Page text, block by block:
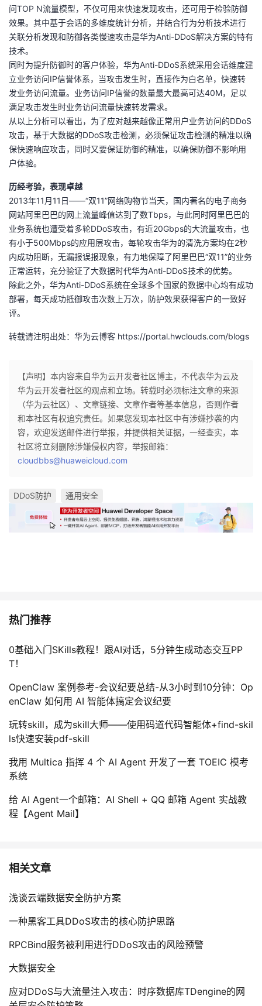
问TOP N流量模型，不仅可用来快速发现攻击，还可用于检验防御
效果。其中基于会话的多维度统计分析，并结合行为分析技术进行
关联分析发现和防御各类慢速攻击是华为Anti-DDoS解决方案的特有
技术。
同时为提升防御时的客户体验，华为Anti-DDoS系统采用会话维度建
立业务访问IP信誉体系，当攻击发生时，直接作为白名单，快速转
发业务访问流量。业务访问IP信誉的数量最大最高可达40M，足以
满足攻击发生时业务访问流量快速转发需求。
从以上分析可以看出，为了应对越来越像正常用户业务访问的DDoS
攻击，基于大数据的DDoS攻击检测，必须保证攻击检测的精准以确
保快速响应攻击，同时又要保证防御的精准，以确保防御不影响用
户体验。
历经考验，表现卓越
2013年11月11日——“双11”网络购物节当天，国内著名的电子商务
网站阿里巴巴的网上流量峰值达到了数Tbps，与此同时阿里巴巴的
业务系统也遭受着多轮DDoS攻击，有近20Gbps的大流量攻击，也
有小于500Mbps的应用层攻击，每轮攻击华为的清洗方案均在2秒
内成功阻断，无漏报误报现象，有力地保障了阿里巴巴“双11”的业务
正常运转，充分验证了大数据时代华为Anti-DDoS技术的优势。
除此之外，华为Anti-DDoS系统在全球多个国家的数据中心均有成功
部署，每天成功抵御攻击次数上万次，防护效果获得客户的一致好
评。
转载请注明出处：华为云博客 https://portal.hwclouds.com/blogs
【声明】本内容来自华为云开发者社区博主，不代表华为云及
华为云开发者社区的观点和立场。转载时必须标注文章的来源
（华为云社区）、文章链接、文章作者等基本信息，否则作者
和本社区有权追究责任。如果您发现本社区中有涉嫌抄袭的内
容，欢迎发送邮件进行举报，并提供相关证据，一经查实，本
社区将立刻删除涉嫌侵权内容，举报邮箱：
cloudbbs@huaweicloud.com
DDoS防护 通用安全
热门推荐
0基础入门SKills教程！跟AI对话，5分钟生成动态交互PP
T！
OpenClaw 案例参考-会议纪要总结-从3小时到10分钟：Op
enClaw 如何用 AI 智能体搞定会议纪要
玩转skill，成为skill大师——使用码道代码智能体+find-skil
ls快速安装pdf-skill
我用 Multica 指挥 4 个 AI Agent 开发了一套 TOEIC 模考
系统
给 AI Agent一个邮箱：AI Shell + QQ 邮箱 Agent 实战教
程【Agent Mail】
相关文章
浅谈云端数据安全防护方案
一种黑客工具DDoS攻击的核心防护思路
RPCBind服务被利用进行DDoS攻击的风险预警
大数据安全
应对DDoS与大流量注入攻击：时序数据库TDengine的网